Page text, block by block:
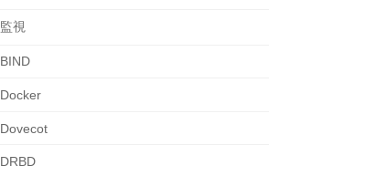
監視
BIND
Docker
Dovecot
DRBD